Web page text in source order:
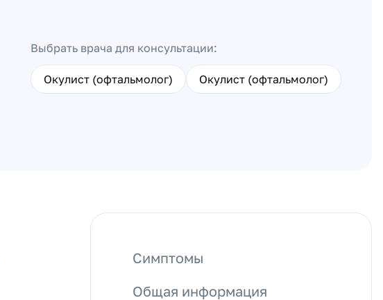
Выбрать врача для консультации:
Окулист (офтальмолог) Окулист (офтальмолог)
Симптомы
Общая информация